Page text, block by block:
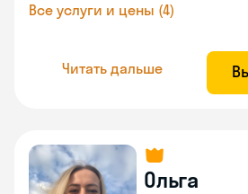
Все услуги и цены (4)
Читать дальше
Ольга